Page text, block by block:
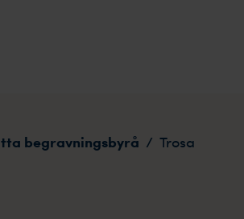
begravningsbyrå / Trosa